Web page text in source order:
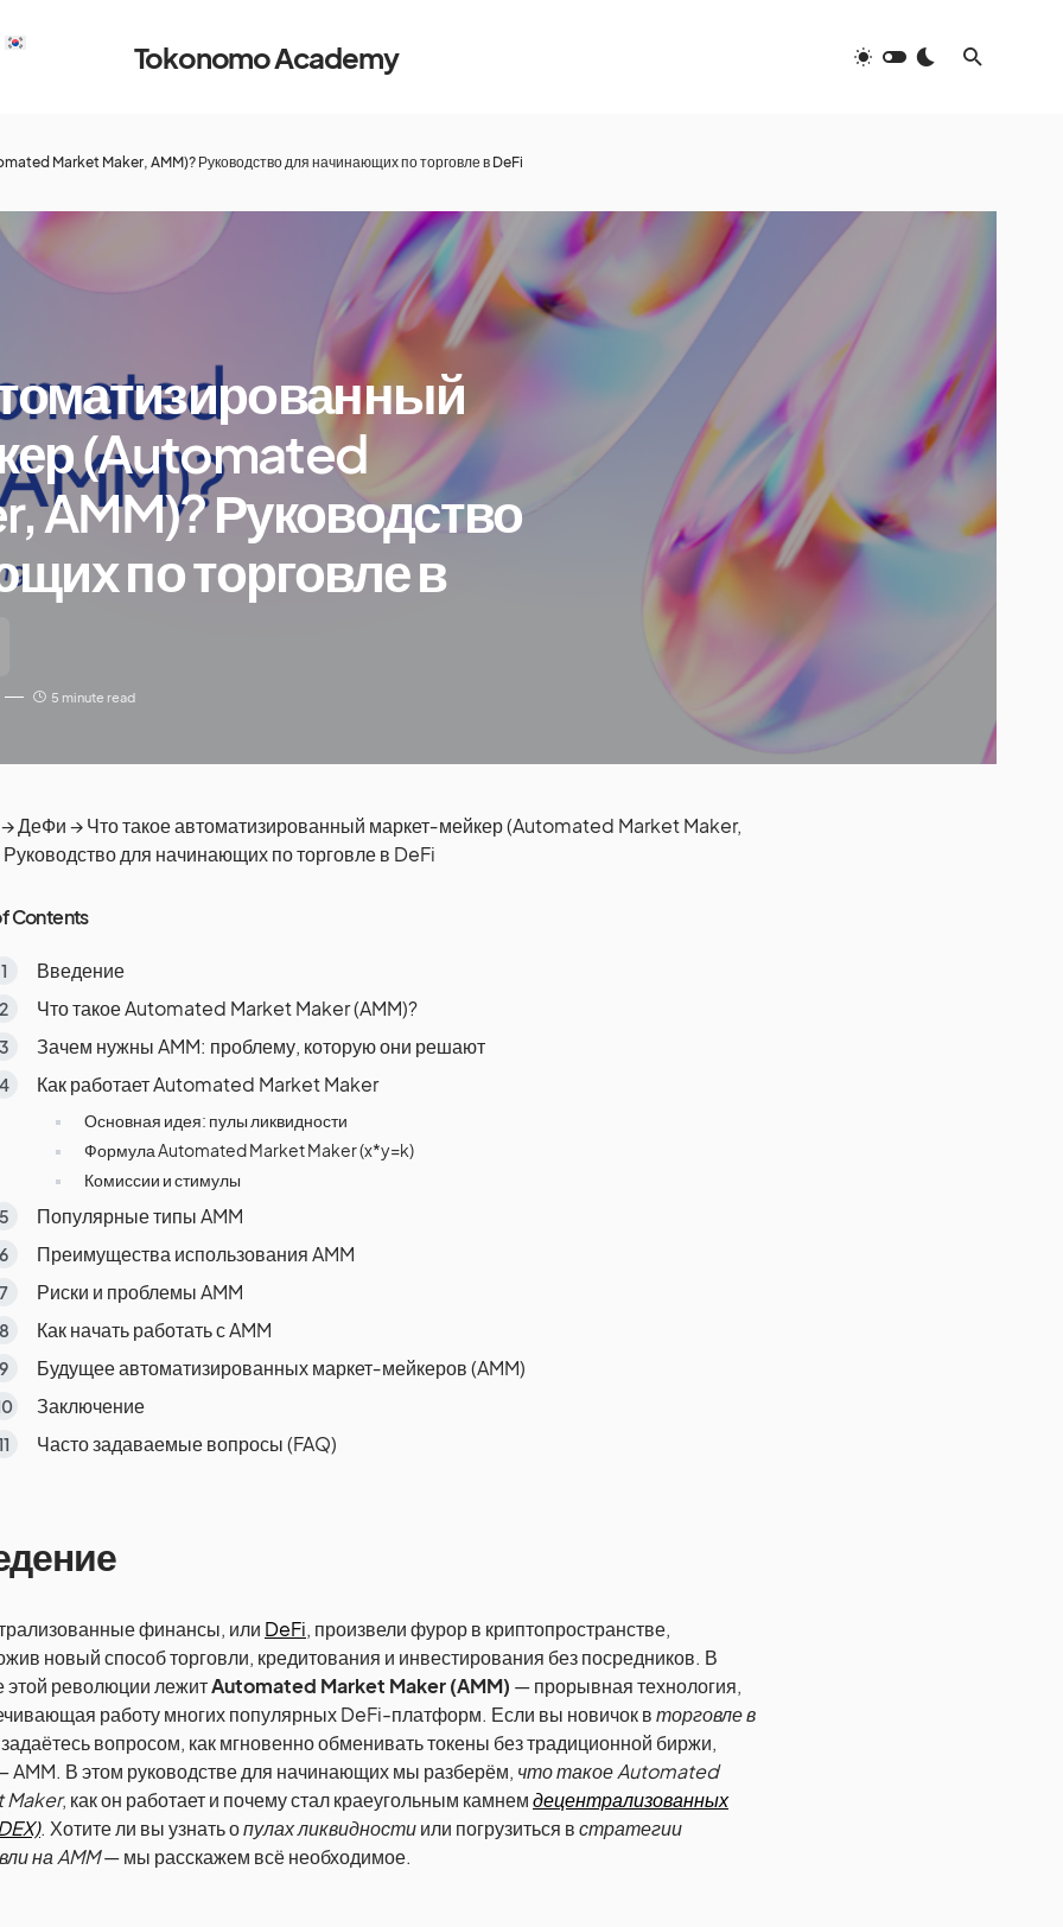
Tokonomo Academy
Market Maker, AMM)? Руководство для начинающих по торговле в DeFi
(Automated
AMM)? Руководство
по торговле в
5 minute read
ДеФи→Что такое автоматизированный маркет‑мейкер (Automated Market Maker,
Руководство для начинающих по торговле в DeFi
Contents
Введение
Что такое Automated Market Maker (AMM)?
Зачем нужны AMM: проблему, которую они решают
Как работает Automated Market Maker
Основная идея: пулы ликвидности
Формула Automated Market Maker (x*y=k)
Комиссии и стимулы
Популярные типы AMM
Преимущества использования AMM
Риски и проблемы AMM
Как начать работать с AMM
Будущее автоматизированных маркет‑мейкеров (AMM)
Заключение
Часто задаваемые вопросы (FAQ)
финансы, или DeFi, произвели фурор в криптопространстве,
новый способ торговли, кредитования и инвестирования без посредников. В
этой революции лежитAutomated Market Maker (AMM) — прорывная технология,
работу многих популярных DeFi-платформ. Если вы новичок вторговле в
вопросом, как мгновенно обменивать токены без традиционной биржи,
AMM. В этом руководстве для начинающих мы разберём, что такое Automated
Maker, как он работает и почему стал краеугольным камнемдецентрализованных
. Хотите ли вы узнать опулах ликвидностиили погрузиться встратегии
на AMM— мы расскажем всё необходимое.